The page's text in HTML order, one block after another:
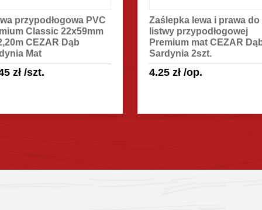
lewa i prawa do
przypodłogowej
mat CEZAR Dąb
2szt.
zł/op.
Narożnik wewnętrzny do
listwy przypodłogowej
Premium mat CEZAR
Sardynia 2szt.
4.70 zł/op.